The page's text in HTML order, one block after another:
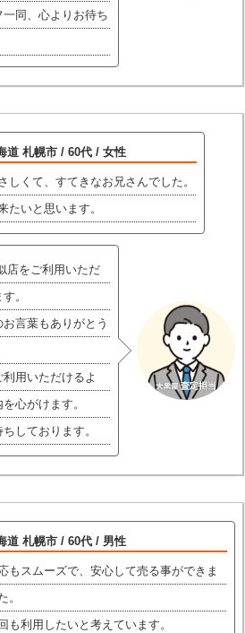
同、心よりお待ち
道 札幌市 / 60代 / 女性
しくて、すてきなお兄さんでした。
たいと思います。
店をご利用いただ
。
言葉もありがとう
用いただけるよ
心がけます。
しております。
道 札幌市 / 60代 / 男性
もスムーズで、安心して売る事ができま
。
も利用したいと考えています。